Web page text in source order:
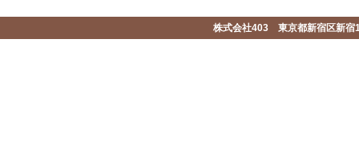
株式会社403 東京都新宿区新